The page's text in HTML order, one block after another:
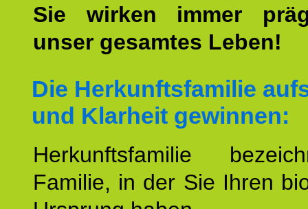
Sie wirken immer
unser gesamtes Leben!
Die Herkunftsfamilie
und Klarheit gewinnen:
Herkunftsfamilie
Familie, in der Sie Ihren